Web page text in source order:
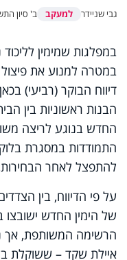
גבי שניידר למעקב ב' סיון
במפלגות שמימין
במטרה למנוע את
דיווח הבוקר (רביעי)
הבנות ראשוניות בין
החדש בנוגע לריצה
התמודדות במסגרת
להתפצל לאחר
על פי הדיווח, בין
של הימין החדש
הרשימה המשותפת, אך
איילת שקד – ששוקלת